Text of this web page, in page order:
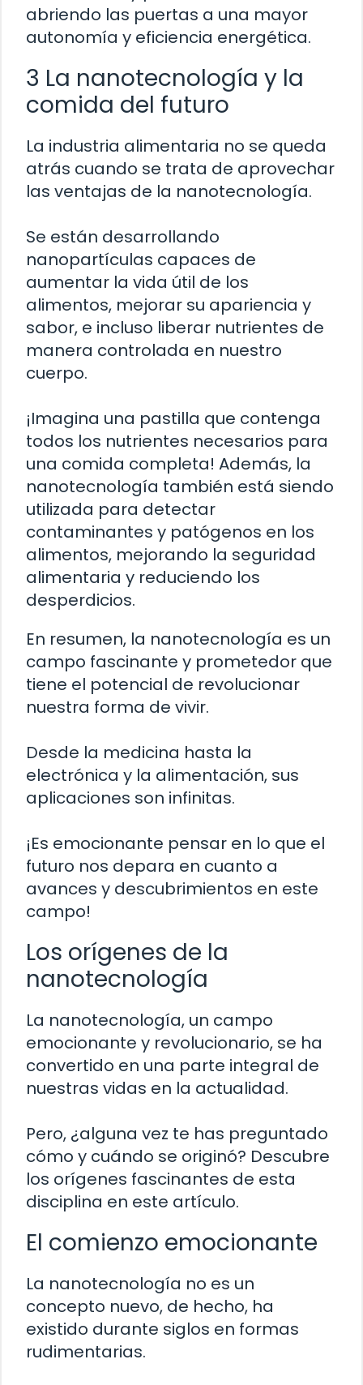
abriendo las puertas a una mayor
autonomía y eficiencia energética.
3 La nanotecnología y la
comida del futuro
La industria alimentaria no se queda
atrás cuando se trata de aprovechar
las ventajas de la nanotecnología.
Se están desarrollando
nanopartículas capaces de
aumentar la vida útil de los
alimentos, mejorar su apariencia y
sabor, e incluso liberar nutrientes de
manera controlada en nuestro
cuerpo.
¡Imagina una pastilla que contenga
todos los nutrientes necesarios para
una comida completa! Además, la
nanotecnología también está siendo
utilizada para detectar
contaminantes y patógenos en los
alimentos, mejorando la seguridad
alimentaria y reduciendo los
desperdicios.
En resumen, la nanotecnología es un
campo fascinante y prometedor que
tiene el potencial de revolucionar
nuestra forma de vivir.
Desde la medicina hasta la
electrónica y la alimentación, sus
aplicaciones son infinitas.
¡Es emocionante pensar en lo que el
futuro nos depara en cuanto a
avances y descubrimientos en este
campo!
Los orígenes de la
nanotecnología
La nanotecnología, un campo
emocionante y revolucionario, se ha
convertido en una parte integral de
nuestras vidas en la actualidad.
Pero, ¿alguna vez te has preguntado
cómo y cuándo se originó? Descubre
los orígenes fascinantes de esta
disciplina en este artículo.
El comienzo emocionante
La nanotecnología no es un
concepto nuevo, de hecho, ha
existido durante siglos en formas
rudimentarias.